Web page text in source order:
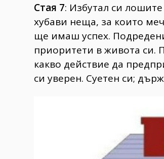
Стая 7: Избутал си
хубави неща, за които
ще имаш успех.
приоритети в живота си.
какво действие да
си уверен. Суетен си;